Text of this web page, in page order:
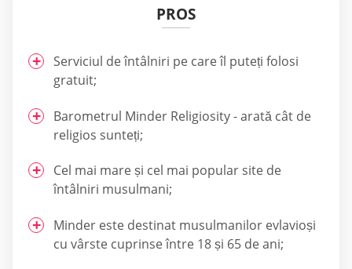
PROS
Serviciul de întâlniri pe care îl puteți folosi
gratuit;
Barometrul Minder Religiosity - arată cât de
religios sunteți;
Cel mai mare și cel mai popular site de
întâlniri musulmani;
Minder este destinat musulmanilor evlavioși
cu vârste cuprinse între 18 și 65 de ani;